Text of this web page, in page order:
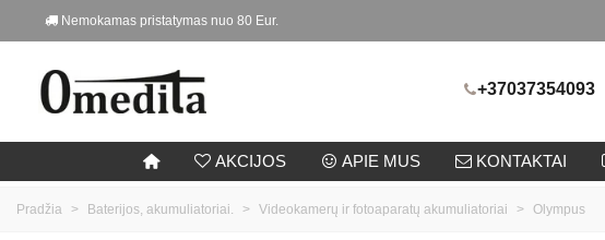
Nemokamas pristatymas nuo 80 Eur.
+37037354093
AKCIJOS APIE MUS KONTAKTAI
Pradžia > Baterijos, akumuliatoriai. > Videokamerų ir fotoaparatų akumuliatoriai > Olympus